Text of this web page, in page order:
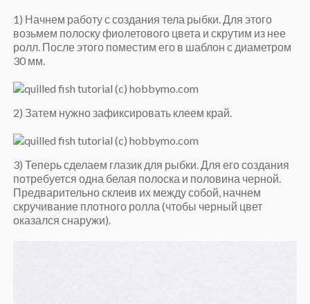
1) Начнем работу с создания тела рыбки. Для этого
возьмем полоску фиолетового цвета и скрутим из нее
ролл. После этого поместим его в шаблон с диаметром
30 мм.
2) Затем нужно зафиксировать клеем край.
3) Теперь сделаем глазик для рыбки. Для его создания
потребуется одна белая полоска и половина черной.
Предварительно склеив их между собой, начнем
скручивание плотного ролла (чтобы черный цвет
оказался снаружи).